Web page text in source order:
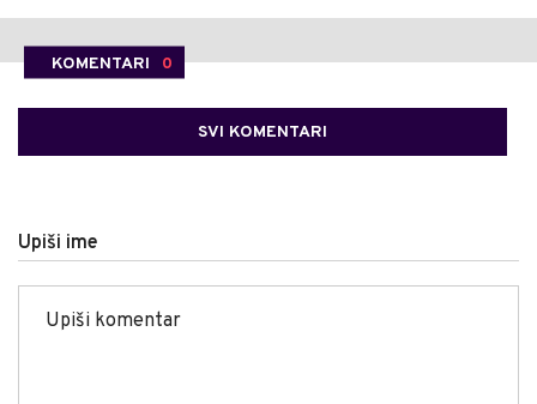
KOMENTARI 0
SVI KOMENTARI
Upiši ime